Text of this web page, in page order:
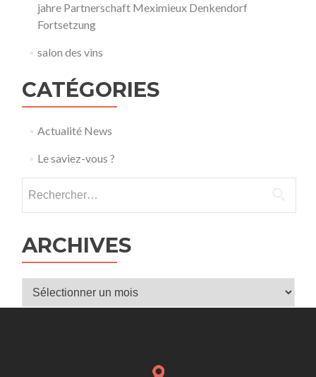
jahre Partnerschaft Meximieux Denkendorf
Fortsetzung
salon des vins
CATÉGORIES
Actualité News
Le saviez-vous ?
ARCHIVES
Archives